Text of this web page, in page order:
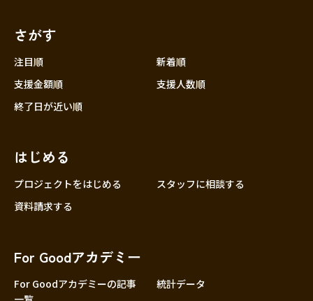
さがす
注目順
新着順
支援金額順
支援人数順
終了日が近い順
はじめる
プロジェクトをはじめる
スタッフに相談する
資料請求する
For Goodアカデミー
For Goodアカデミーの記事
統計データ